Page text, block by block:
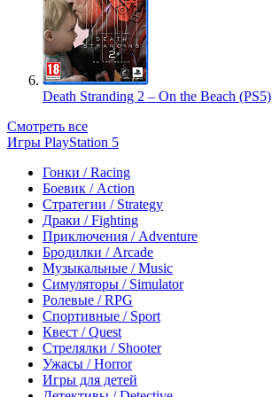
Death Stranding 2 – On the Beach (PS5)
Смотреть все
Игры PlayStation 5
Гонки / Racing
Боевик / Action
Стратегии / Strategy
Драки / Fighting
Приключения / Adventure
Бродилки / Arcade
Музыкальные / Music
Симуляторы / Simulator
Ролевые / RPG
Спортивные / Sport
Квест / Quest
Стрелялки / Shooter
Ужасы / Horror
Игры для детей